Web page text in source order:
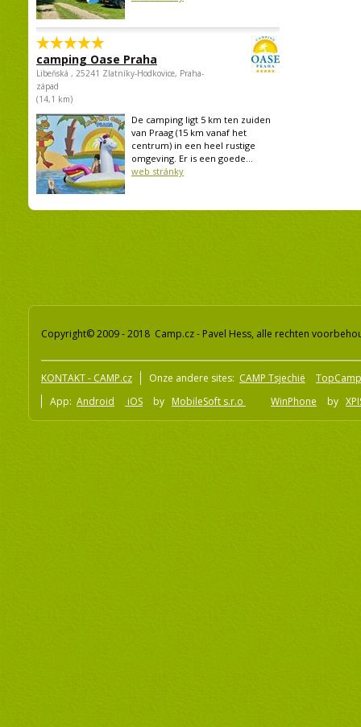
camping Oase Praha
Libeňská , 25241 Zlatníky-Hodkovice, Praha-
západ
(14,1 km)
De camping ligt 5 km ten zuiden
van Praag (15 km vanaf het
centrum) in een heel rustige
omgeving. Er is een goede...
web stránky
Copyright© 2009 - 2018 Camp.cz - Pavel Hess, alle rechten
KONTAKT - CAMP.cz Onze andere sites: CAMP Tsjechië
App: Android iOS by MobileSoft s.r.o WinPhone by